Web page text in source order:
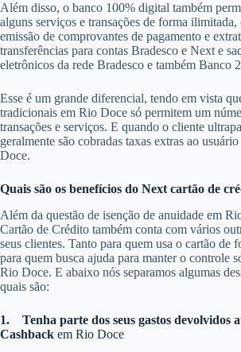
Além disso, o banco 100% digital também
alguns serviços e transações de forma
emissão de comprovantes de pagamento e
transferências para contas Bradesco e Next e
eletrônicos da rede Bradesco e também Banco
Esse é um grande diferencial, tendo em vista
tradicionais em Rio Doce só permitem um
transações e serviços. E quando o cliente
geralmente são cobradas taxas extras ao
Doce.
Quais são os benefícios do Next cartão de
Além da questão de isenção de anuidade em
Cartão de Crédito também conta com vários
seus clientes. Tanto para quem usa o cartão de
para quem busca ajuda para manter o controle
Rio Doce. E abaixo nós separamos algumas
quais são:
1.
Tenha parte dos seus gastos devolvidos
Cashback em Rio Doce